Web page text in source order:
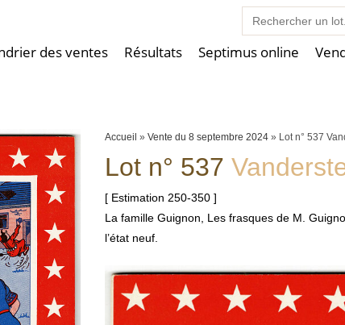
Search
for:
des ventes Résultats Septimus online
Accueil »Vente du 8 septembre 2024 » Lot n° 537
Lot n° 537
[ Estimation 250-350 ]
La famille Guignon, Les frasques de M.
l’état neuf.